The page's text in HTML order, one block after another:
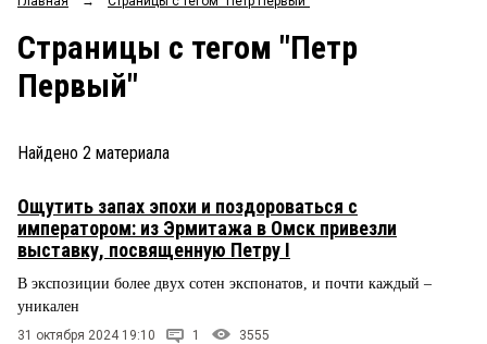
ОБЩЕСТВО
ЗАКОН
НОВОСТИ КОМПАНИЙ
ПРОИСШЕСТВИЯ
СТИЛЬ ЖИЗНИ
Мнения
Рейтинги
Страницы c тегом "Петр
Первый"
Найдено 2 материала
Ощутить запах эпохи и поздороваться с
императором: из Эрмитажа в Омск привезли
выставку, посвященную Петру I
В экспозиции более двух сотен экспонатов, и почти каждый –
уникален
31 октября 2024 19:10 1 3555